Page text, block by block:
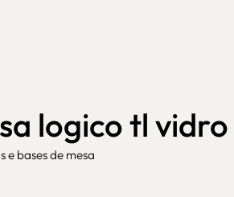
logico tl vidro
e bases de mesa